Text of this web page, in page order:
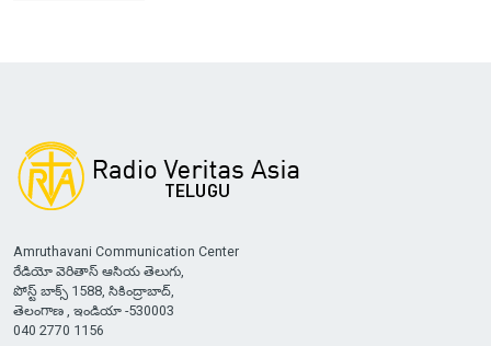
Amruthavani Communication Center
రేడియో వెరితాస్ ఆసియ తెలుగు,
పోస్ట్ బాక్స్ 1588, సికింద్రాబాద్,
తెలంగాణ , ఇండియా -530003
040 2770 1156